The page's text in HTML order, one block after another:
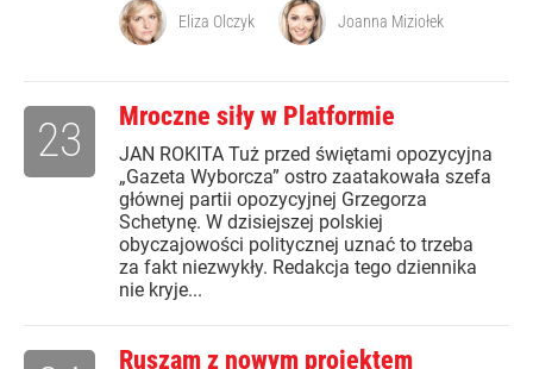
Eliza Olczyk Joanna Miziołek
Mroczne siły w Platformie
JAN ROKITA Tuż przed świętami opozycyjna
„Gazeta Wyborcza” ostro zaatakowała szefa
głównej partii opozycyjnej Grzegorza
Schetynę. W dzisiejszej polskiej
obyczajowości politycznej uznać to trzeba
za fakt niezwykły. Redakcja tego dziennika
nie kryje...
23
Ruszam z nowym projektem